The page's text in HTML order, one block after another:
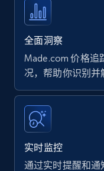
全面洞察
Made.com 价格追
况，帮助你识别并
实时监控
通过实时提醒和通